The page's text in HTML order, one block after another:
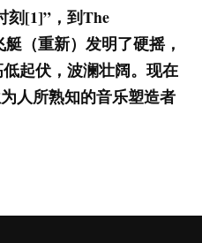
刻[1]” ，到The
艇（重新）发明了硬摇，
起伏，波澜壮阔。现在
人所熟知的音乐塑造者